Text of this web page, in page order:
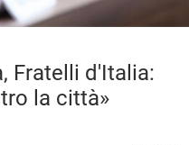
Fratelli d'Italia:
la città»